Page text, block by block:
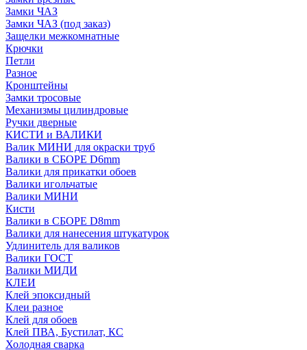
Замки ЧАЗ
Замки ЧАЗ (под заказ)
Защелки межкомнатные
Крючки
Петли
Разное
Кронштейны
Замки тросовые
Механизмы цилиндровые
Ручки дверные
КИСТИ и ВАЛИКИ
Валик МИНИ для окраски труб
Валики в СБОРЕ D6mm
Валики для прикатки обоев
Валики игольчатые
Валики МИНИ
Кисти
Валики в СБОРЕ D8mm
Валики для нанесения штукатурок
Удлинитель для валиков
Валики ГОСТ
Валики МИДИ
КЛЕИ
Клей эпоксидный
Клеи разное
Клей для обоев
Клей ПВА, Бустилат, КС
Холодная сварка